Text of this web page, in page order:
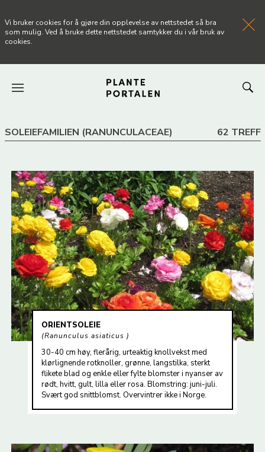
ARTIKLER
OM PLANTEPORTALEN
KONTAKT
Vi bruker cookies for å gjøre din opplevelse av nettstedet så bra
som mulig. Ved å bruke dette nettstedet samtykker du i vår bruk av
cookies.
SOLEIEFAMILIEN (RANUNCULACEAE) 62 TREFF
ORIENTSOLEIE
Ranunculus asiaticus
30-40 cm høy, flerårig, urteaktig knollvekst med
klørlignende rotknoller, grønne, langstilka, sterkt
flikete blad og enkle eller fylte blomster i nyanser av
rødt, hvitt, gult, lilla eller rosa. Blomstring: juni-juli.
Svært god snittblomst. Overvintrer ikke i Norge.